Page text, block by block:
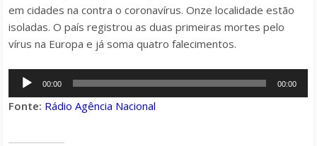
em cidades na contra o coronavírus. Onze localidade estão
isoladas. O país registrou as duas primeiras mortes pelo
vírus na Europa e já soma quatro falecimentos.
Tocador
de
áudio
00:00 00:00
Fonte: Rádio Agência Nacional